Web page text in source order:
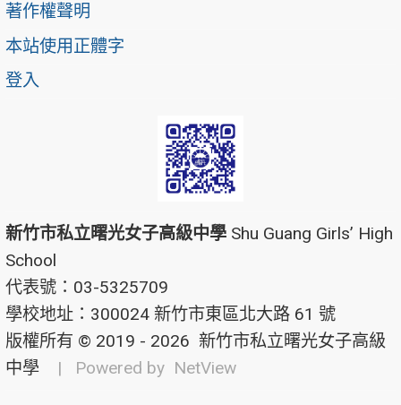
著作權聲明
本站使用正體字
登入
新竹市私立曙光女子高級中學 Shu Guang Girls’ High
School
代表號：03-5325709
學校地址：300024 新竹市東區北大路 61 號
版權所有 © 2019 - 2026 新竹市私立曙光女子高級
中學
| Powered by NetView